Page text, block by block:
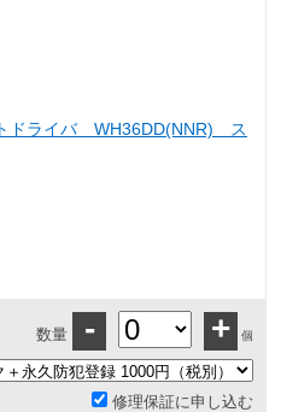
ドライバ WH36DD(NNR) ス
数量 - + 個
修理保証に申し込む